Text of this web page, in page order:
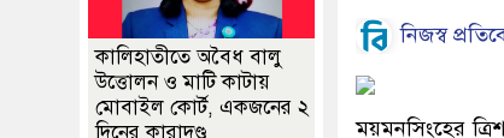
নিজস্ব
ময়মনসিংহের
কালিহাতীতে অবৈধ বালু
উত্তোলন ও মাটি কাটায়
মোবাইল কোর্ট, একজনের ২
দিনের কারাদণ্ড